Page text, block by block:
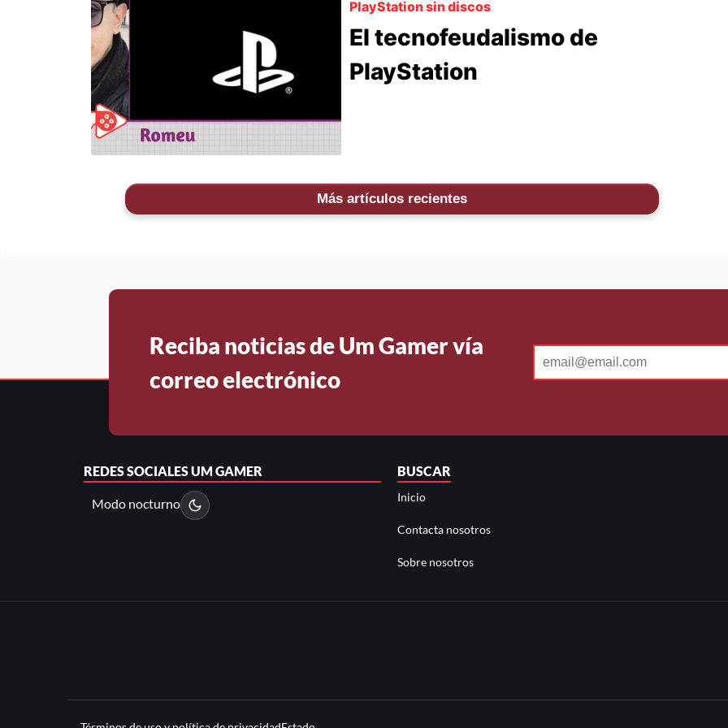
PlayStation sin discos
El tecnofeudalismo de
PlayStation
Más artículos recientes
Reciba noticias de Um Gamer vía
correo electrónico
REDES SOCIALESUM GAMER
Modo nocturno
BUSCAR
Inicio
Contacta nosotros
Sobre nosotros